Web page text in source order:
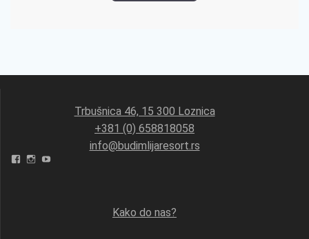
Trbušnica 46, 15 300 Loznica
+381 (0) 658818058
info@budimlijaresort.rs
FacebookInstagram
Kako do nas?